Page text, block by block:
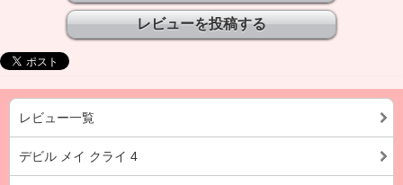
レビュー一覧
デビル メイ クライ 4